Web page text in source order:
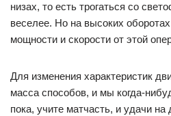
низах, то есть трогаться со
веселее. Но на высоких оборотах
мощности и скорости от этой
Для изменения характеристик
масса способов, и мы когда-
пока, учите матчасть, и удачи на